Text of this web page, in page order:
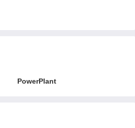
PowerPlant